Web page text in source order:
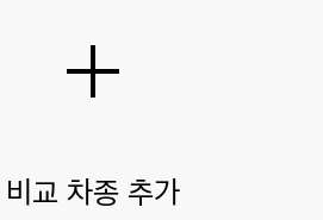
비교 차종 추가